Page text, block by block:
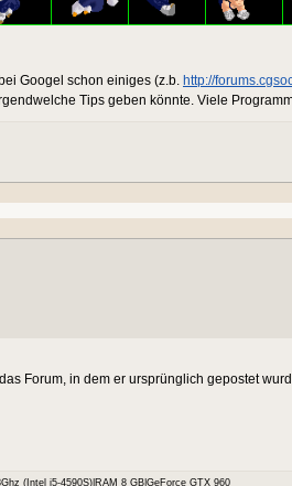
Googel schon einiges (z.b.
http://
Tips geben könnte. Viele
Forum, in dem er ursprünglich gepostet
(Intel i5-4590S)|RAM 8 GB|GeForce GTX 960